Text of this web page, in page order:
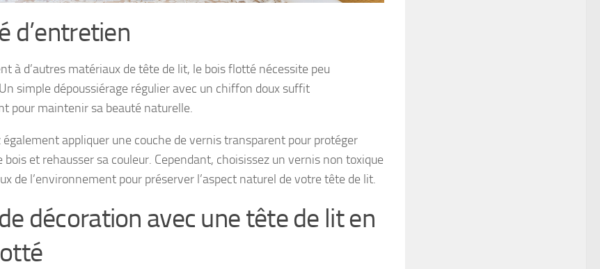
d’entretien
à d’autres matériaux de tête de lit, le bois flotté nécessite peu
simple dépoussiérage régulier avec un chiffon doux suffit
pour maintenir sa beauté naturelle.
également appliquer une couche de vernis transparent pour protéger
bois et rehausser sa couleur. Cependant, choisissez un vernis non toxique
de l’environnement pour préserver l’aspect naturel de votre tête de lit.
décoration avec une tête de lit en